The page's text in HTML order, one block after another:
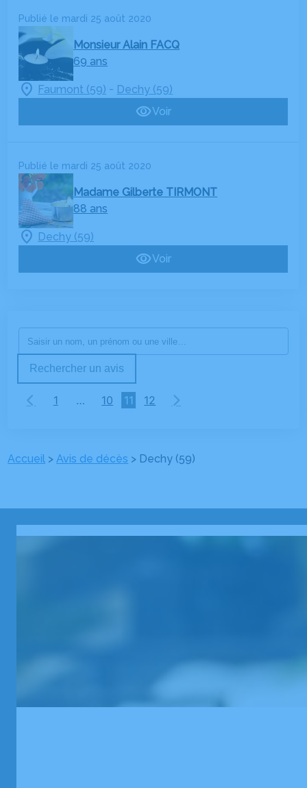
Publié le mardi 25 août 2020
Monsieur Alain FACQ
69 ans
Faumont (59) - Dechy (59)
Voir
Publié le mardi 25 août 2020
Madame Gilberte TIRMONT
88 ans
Dechy (59)
Voir
Rechercher un avis
1 … 10 11 12
Accueil >Avis de décès > Dechy (59)